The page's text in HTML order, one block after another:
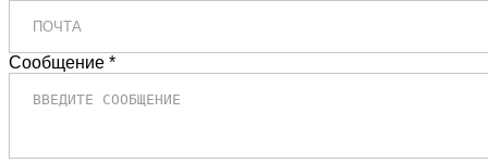
Сообщение *